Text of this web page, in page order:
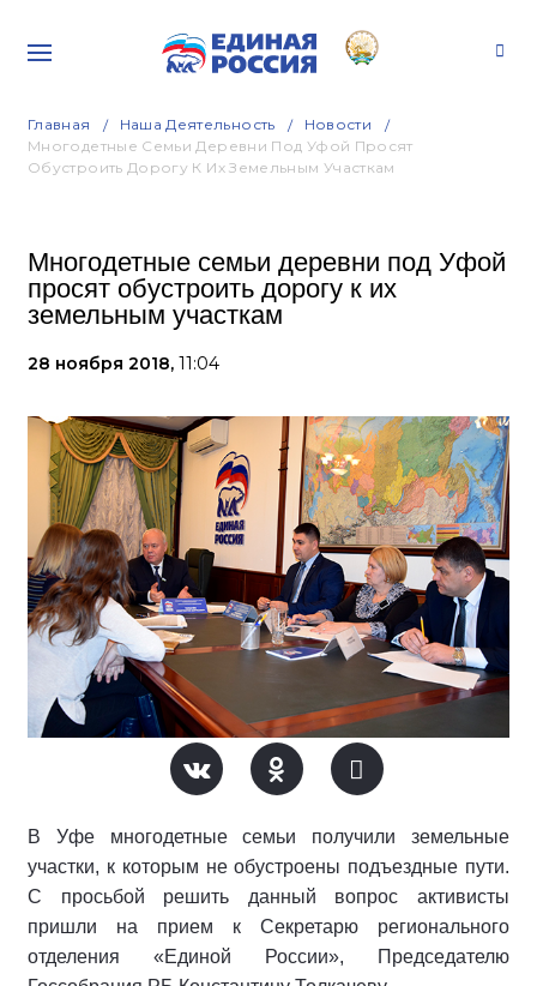
Главная Наша Деятельность
Новости
Многодетные Семьи Деревни Под Уфой Просят
Обустроить Дорогу К Их Земельным Участкам
Многодетные семьи деревни под Уфой
просят обустроить дорогу к их
земельным участкам
28 ноября 2018, 11:04
В Уфе многодетные семьи получили земельные
участки, к которым не обустроены подъездные пути.
С просьбой решить данный вопрос активисты
пришли на прием к Секретарю регионального
отделения «Единой России», Председателю